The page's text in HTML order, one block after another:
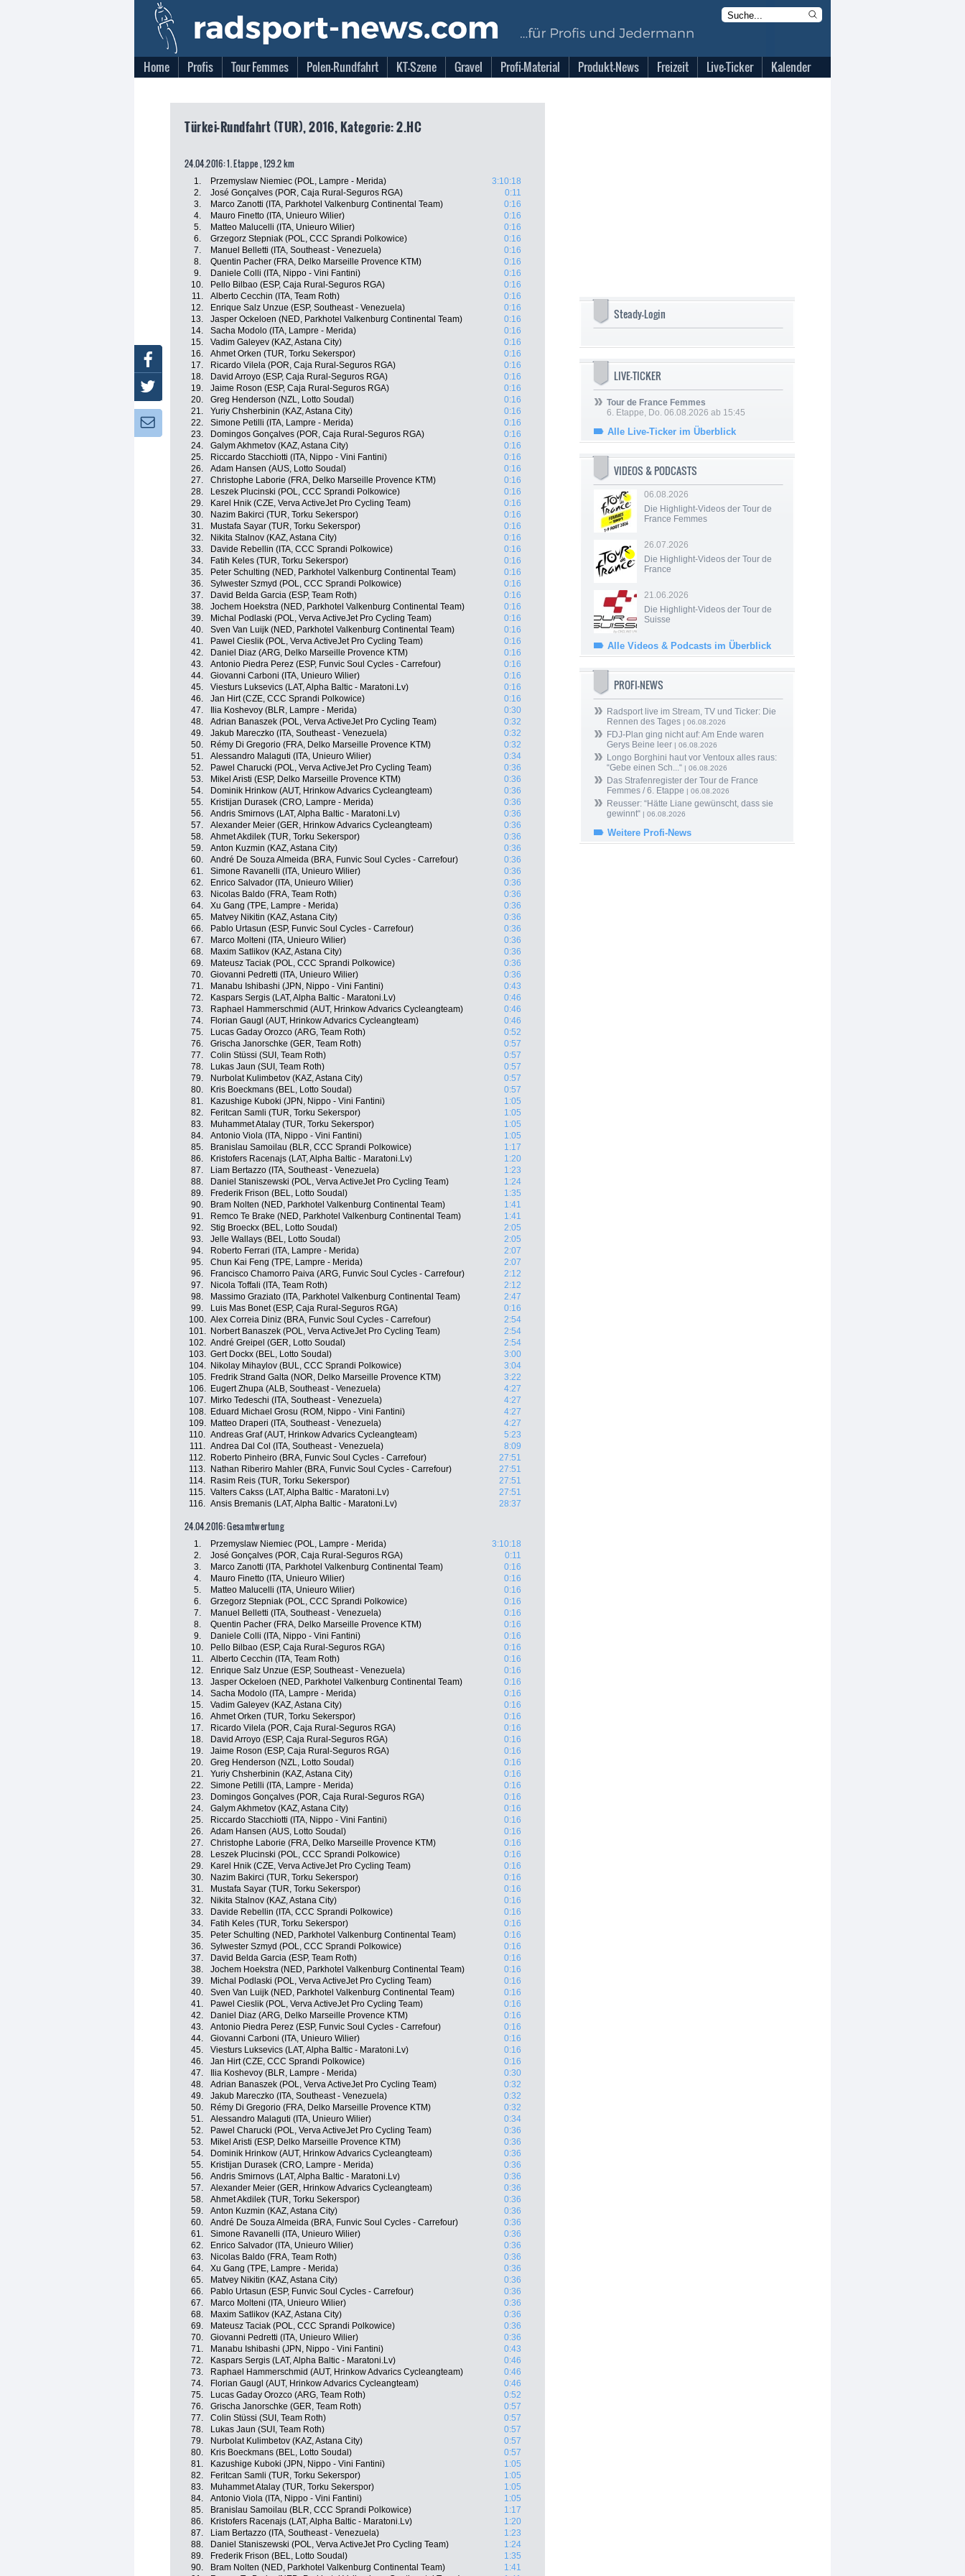
Home Profis Tour Femmes Polen-Rundfahrt KT-Szene Gravel Profi-Material Produkt-News Freizeit Live-Ticker Kalender
Türkei-Rundfahrt (TUR), 2016, Kategorie: 2.HC
24.04.2016: 1. Etappe , 129.2 km
1. Przemyslaw Niemiec (POL, Lampre - Merida)
3:10:18
2.
José Gonçalves (POR, Caja Rural-Seguros RGA)
0:11
3.
Marco Zanotti (ITA, Parkhotel Valkenburg Continental Team)
0:16
4.
Mauro Finetto (ITA, Unieuro Wilier)
0:16
5.
Matteo Malucelli (ITA, Unieuro Wilier)
0:16
6.
Grzegorz Stepniak (POL, CCC Sprandi Polkowice)
0:16
7.
Manuel Belletti (ITA, Southeast - Venezuela)
0:16
8.
Quentin Pacher (FRA, Delko Marseille Provence KTM)
0:16
9.
Daniele Colli (ITA, Nippo - Vini Fantini)
0:16
10.
Pello Bilbao (ESP, Caja Rural-Seguros RGA)
0:16
11.
Alberto Cecchin (ITA, Team Roth)
0:16
12.
Enrique Salz Unzue (ESP, Southeast - Venezuela)
0:16
13.
Jasper Ockeloen (NED, Parkhotel Valkenburg Continental Team)
0:16
14.
Sacha Modolo (ITA, Lampre - Merida)
0:16
15.
Vadim Galeyev (KAZ, Astana City)
0:16
16.
Ahmet Orken (TUR, Torku Sekerspor)
0:16
17.
Ricardo Vilela (POR, Caja Rural-Seguros RGA)
0:16
18.
David Arroyo (ESP, Caja Rural-Seguros RGA)
0:16
19.
Jaime Roson (ESP, Caja Rural-Seguros RGA)
0:16
20.
Greg Henderson (NZL, Lotto Soudal)
0:16
21.
Yuriy Chsherbinin (KAZ, Astana City)
0:16
22.
Simone Petilli (ITA, Lampre - Merida)
0:16
23.
Domingos Gonçalves (POR, Caja Rural-Seguros RGA)
0:16
24.
Galym Akhmetov (KAZ, Astana City)
0:16
25.
Riccardo Stacchiotti (ITA, Nippo - Vini Fantini)
0:16
26.
Adam Hansen (AUS, Lotto Soudal)
0:16
27.
Christophe Laborie (FRA, Delko Marseille Provence KTM)
0:16
28.
Leszek Plucinski (POL, CCC Sprandi Polkowice)
0:16
29.
Karel Hnik (CZE, Verva ActiveJet Pro Cycling Team)
0:16
30.
Nazim Bakirci (TUR, Torku Sekerspor)
0:16
31.
Mustafa Sayar (TUR, Torku Sekerspor)
0:16
32.
Nikita Stalnov (KAZ, Astana City)
0:16
33.
Davide Rebellin (ITA, CCC Sprandi Polkowice)
0:16
34.
Fatih Keles (TUR, Torku Sekerspor)
0:16
35.
Peter Schulting (NED, Parkhotel Valkenburg Continental Team)
0:16
36.
Sylwester Szmyd (POL, CCC Sprandi Polkowice)
0:16
37.
David Belda Garcia (ESP, Team Roth)
0:16
38.
Jochem Hoekstra (NED, Parkhotel Valkenburg Continental Team)
0:16
39.
Michal Podlaski (POL, Verva ActiveJet Pro Cycling Team)
0:16
40.
Sven Van Luijk (NED, Parkhotel Valkenburg Continental Team)
0:16
41.
Pawel Cieslik (POL, Verva ActiveJet Pro Cycling Team)
0:16
42.
Daniel Diaz (ARG, Delko Marseille Provence KTM)
0:16
43.
Antonio Piedra Perez (ESP, Funvic Soul Cycles - Carrefour)
0:16
44.
Giovanni Carboni (ITA, Unieuro Wilier)
0:16
45.
Viesturs Luksevics (LAT, Alpha Baltic - Maratoni.Lv)
0:16
46.
Jan Hirt (CZE, CCC Sprandi Polkowice)
0:16
47.
Ilia Koshevoy (BLR, Lampre - Merida)
0:30
48.
Adrian Banaszek (POL, Verva ActiveJet Pro Cycling Team)
0:32
49.
Jakub Mareczko (ITA, Southeast - Venezuela)
0:32
50.
Rémy Di Gregorio (FRA, Delko Marseille Provence KTM)
0:32
51.
Alessandro Malaguti (ITA, Unieuro Wilier)
0:34
52.
Pawel Charucki (POL, Verva ActiveJet Pro Cycling Team)
0:36
53.
Mikel Aristi (ESP, Delko Marseille Provence KTM)
0:36
54.
Dominik Hrinkow (AUT, Hrinkow Advarics Cycleangteam)
0:36
55.
Kristijan Durasek (CRO, Lampre - Merida)
0:36
56.
Andris Smirnovs (LAT, Alpha Baltic - Maratoni.Lv)
0:36
57.
Alexander Meier (GER, Hrinkow Advarics Cycleangteam)
0:36
58.
Ahmet Akdilek (TUR, Torku Sekerspor)
0:36
59.
Anton Kuzmin (KAZ, Astana City)
0:36
60.
André De Souza Almeida (BRA, Funvic Soul Cycles - Carrefour)
0:36
61.
Simone Ravanelli (ITA, Unieuro Wilier)
0:36
62.
Enrico Salvador (ITA, Unieuro Wilier)
0:36
63.
Nicolas Baldo (FRA, Team Roth)
0:36
64.
Xu Gang (TPE, Lampre - Merida)
0:36
65.
Matvey Nikitin (KAZ, Astana City)
0:36
66.
Pablo Urtasun (ESP, Funvic Soul Cycles - Carrefour)
0:36
67.
Marco Molteni (ITA, Unieuro Wilier)
0:36
68.
Maxim Satlikov (KAZ, Astana City)
0:36
69.
Mateusz Taciak (POL, CCC Sprandi Polkowice)
0:36
70.
Giovanni Pedretti (ITA, Unieuro Wilier)
0:36
71.
Manabu Ishibashi (JPN, Nippo - Vini Fantini)
0:43
72.
Kaspars Sergis (LAT, Alpha Baltic - Maratoni.Lv)
0:46
73.
Raphael Hammerschmid (AUT, Hrinkow Advarics Cycleangteam)
0:46
74.
Florian Gaugl (AUT, Hrinkow Advarics Cycleangteam)
0:46
75.
Lucas Gaday Orozco (ARG, Team Roth)
0:52
76.
Grischa Janorschke (GER, Team Roth)
0:57
77.
Colin Stüssi (SUI, Team Roth)
0:57
78.
Lukas Jaun (SUI, Team Roth)
0:57
79.
Nurbolat Kulimbetov (KAZ, Astana City)
0:57
80.
Kris Boeckmans (BEL, Lotto Soudal)
0:57
81.
Kazushige Kuboki (JPN, Nippo - Vini Fantini)
1:05
82.
Feritcan Samli (TUR, Torku Sekerspor)
1:05
83.
Muhammet Atalay (TUR, Torku Sekerspor)
1:05
84.
Antonio Viola (ITA, Nippo - Vini Fantini)
1:05
85.
Branislau Samoilau (BLR, CCC Sprandi Polkowice)
1:17
86.
Kristofers Racenajs (LAT, Alpha Baltic - Maratoni.Lv)
1:20
87.
Liam Bertazzo (ITA, Southeast - Venezuela)
1:23
88.
Daniel Staniszewski (POL, Verva ActiveJet Pro Cycling Team)
1:24
89.
Frederik Frison (BEL, Lotto Soudal)
1:35
90.
Bram Nolten (NED, Parkhotel Valkenburg Continental Team)
1:41
91.
Remco Te Brake (NED, Parkhotel Valkenburg Continental Team)
1:41
92.
Stig Broeckx (BEL, Lotto Soudal)
2:05
93.
Jelle Wallays (BEL, Lotto Soudal)
2:05
94.
Roberto Ferrari (ITA, Lampre - Merida)
2:07
95.
Chun Kai Feng (TPE, Lampre - Merida)
2:07
96.
Francisco Chamorro Paiva (ARG, Funvic Soul Cycles - Carrefour)
2:12
97.
Nicola Toffali (ITA, Team Roth)
2:12
98.
Massimo Graziato (ITA, Parkhotel Valkenburg Continental Team)
2:47
99.
Luis Mas Bonet (ESP, Caja Rural-Seguros RGA)
0:16
100. Alex Correia Diniz (BRA, Funvic Soul Cycles - Carrefour)
2:54
101.
Norbert Banaszek (POL, Verva ActiveJet Pro Cycling Team)
2:54
102. André Greipel (GER, Lotto Soudal)
2:54
103. Gert Dockx (BEL, Lotto Soudal)
3:00
104.
Nikolay Mihaylov (BUL, CCC Sprandi Polkowice)
3:04
105.
Fredrik Strand Galta (NOR, Delko Marseille Provence KTM)
3:22
106.
Eugert Zhupa (ALB, Southeast - Venezuela)
4:27
107.
Mirko Tedeschi (ITA, Southeast - Venezuela)
4:27
108.
Eduard Michael Grosu (ROM, Nippo - Vini Fantini)
4:27
109.
Matteo Draperi (ITA, Southeast - Venezuela)
4:27
110. Andreas Graf (AUT, Hrinkow Advarics Cycleangteam)
5:23
111. Andrea Dal Col (ITA, Southeast - Venezuela)
8:09
112.
Roberto Pinheiro (BRA, Funvic Soul Cycles - Carrefour)
27:51
113.
Nathan Riberiro Mahler (BRA, Funvic Soul Cycles - Carrefour)
27:51
114.
Rasim Reis (TUR, Torku Sekerspor)
27:51
115. Valters Cakss (LAT, Alpha Baltic - Maratoni.Lv)
27:51
116. Ansis Bremanis (LAT, Alpha Baltic - Maratoni.Lv) 28:37
24.04.2016: Gesamtwertung
1. Przemyslaw Niemiec (POL, Lampre - Merida)
3:10:18
2.
José Gonçalves (POR, Caja Rural-Seguros RGA)
0:11
3.
Marco Zanotti (ITA, Parkhotel Valkenburg Continental Team)
0:16
4.
Mauro Finetto (ITA, Unieuro Wilier)
0:16
5.
Matteo Malucelli (ITA, Unieuro Wilier)
0:16
6.
Grzegorz Stepniak (POL, CCC Sprandi Polkowice)
0:16
7.
Manuel Belletti (ITA, Southeast - Venezuela)
0:16
8.
Quentin Pacher (FRA, Delko Marseille Provence KTM)
0:16
9.
Daniele Colli (ITA, Nippo - Vini Fantini)
0:16
10.
Pello Bilbao (ESP, Caja Rural-Seguros RGA)
0:16
11.
Alberto Cecchin (ITA, Team Roth)
0:16
12.
Enrique Salz Unzue (ESP, Southeast - Venezuela)
0:16
13.
Jasper Ockeloen (NED, Parkhotel Valkenburg Continental Team)
0:16
14.
Sacha Modolo (ITA, Lampre - Merida)
0:16
15.
Vadim Galeyev (KAZ, Astana City)
0:16
16.
Ahmet Orken (TUR, Torku Sekerspor)
0:16
17.
Ricardo Vilela (POR, Caja Rural-Seguros RGA)
0:16
18.
David Arroyo (ESP, Caja Rural-Seguros RGA)
0:16
19.
Jaime Roson (ESP, Caja Rural-Seguros RGA)
0:16
20.
Greg Henderson (NZL, Lotto Soudal)
0:16
21.
Yuriy Chsherbinin (KAZ, Astana City)
0:16
22.
Simone Petilli (ITA, Lampre - Merida)
0:16
23.
Domingos Gonçalves (POR, Caja Rural-Seguros RGA)
0:16
24.
Galym Akhmetov (KAZ, Astana City)
0:16
25.
Riccardo Stacchiotti (ITA, Nippo - Vini Fantini)
0:16
26.
Adam Hansen (AUS, Lotto Soudal)
0:16
27.
Christophe Laborie (FRA, Delko Marseille Provence KTM)
0:16
28.
Leszek Plucinski (POL, CCC Sprandi Polkowice)
0:16
29.
Karel Hnik (CZE, Verva ActiveJet Pro Cycling Team)
0:16
30.
Nazim Bakirci (TUR, Torku Sekerspor)
0:16
31.
Mustafa Sayar (TUR, Torku Sekerspor)
0:16
32.
Nikita Stalnov (KAZ, Astana City)
0:16
33.
Davide Rebellin (ITA, CCC Sprandi Polkowice)
0:16
34.
Fatih Keles (TUR, Torku Sekerspor)
0:16
35.
Peter Schulting (NED, Parkhotel Valkenburg Continental Team)
0:16
36.
Sylwester Szmyd (POL, CCC Sprandi Polkowice)
0:16
37.
David Belda Garcia (ESP, Team Roth)
0:16
38.
Jochem Hoekstra (NED, Parkhotel Valkenburg Continental Team)
0:16
39.
Michal Podlaski (POL, Verva ActiveJet Pro Cycling Team)
0:16
40.
Sven Van Luijk (NED, Parkhotel Valkenburg Continental Team)
0:16
41.
Pawel Cieslik (POL, Verva ActiveJet Pro Cycling Team)
0:16
42.
Daniel Diaz (ARG, Delko Marseille Provence KTM)
0:16
43.
Antonio Piedra Perez (ESP, Funvic Soul Cycles - Carrefour)
0:16
44.
Giovanni Carboni (ITA, Unieuro Wilier)
0:16
45.
Viesturs Luksevics (LAT, Alpha Baltic - Maratoni.Lv)
0:16
46.
Jan Hirt (CZE, CCC Sprandi Polkowice)
0:16
47.
Ilia Koshevoy (BLR, Lampre - Merida)
0:30
48.
Adrian Banaszek (POL, Verva ActiveJet Pro Cycling Team)
0:32
49.
Jakub Mareczko (ITA, Southeast - Venezuela)
0:32
50.
Rémy Di Gregorio (FRA, Delko Marseille Provence KTM)
0:32
51.
Alessandro Malaguti (ITA, Unieuro Wilier)
0:34
52.
Pawel Charucki (POL, Verva ActiveJet Pro Cycling Team)
0:36
53.
Mikel Aristi (ESP, Delko Marseille Provence KTM)
0:36
54.
Dominik Hrinkow (AUT, Hrinkow Advarics Cycleangteam)
0:36
55.
Kristijan Durasek (CRO, Lampre - Merida)
0:36
56.
Andris Smirnovs (LAT, Alpha Baltic - Maratoni.Lv)
0:36
57.
Alexander Meier (GER, Hrinkow Advarics Cycleangteam)
0:36
58.
Ahmet Akdilek (TUR, Torku Sekerspor)
0:36
59.
Anton Kuzmin (KAZ, Astana City)
0:36
60.
André De Souza Almeida (BRA, Funvic Soul Cycles - Carrefour)
0:36
61.
Simone Ravanelli (ITA, Unieuro Wilier)
0:36
62.
Enrico Salvador (ITA, Unieuro Wilier)
0:36
63.
Nicolas Baldo (FRA, Team Roth)
0:36
64.
Xu Gang (TPE, Lampre - Merida)
0:36
65.
Matvey Nikitin (KAZ, Astana City)
0:36
66.
Pablo Urtasun (ESP, Funvic Soul Cycles - Carrefour)
0:36
67.
Marco Molteni (ITA, Unieuro Wilier)
0:36
68.
Maxim Satlikov (KAZ, Astana City)
0:36
69.
Mateusz Taciak (POL, CCC Sprandi Polkowice)
0:36
70.
Giovanni Pedretti (ITA, Unieuro Wilier)
0:36
71.
Manabu Ishibashi (JPN, Nippo - Vini Fantini)
0:43
72.
Kaspars Sergis (LAT, Alpha Baltic - Maratoni.Lv)
0:46
73.
Raphael Hammerschmid (AUT, Hrinkow Advarics Cycleangteam)
0:46
74.
Florian Gaugl (AUT, Hrinkow Advarics Cycleangteam)
0:46
75.
Lucas Gaday Orozco (ARG, Team Roth)
0:52
76.
Grischa Janorschke (GER, Team Roth)
0:57
77.
Colin Stüssi (SUI, Team Roth)
0:57
78.
Lukas Jaun (SUI, Team Roth)
0:57
79.
Nurbolat Kulimbetov (KAZ, Astana City)
0:57
80.
Kris Boeckmans (BEL, Lotto Soudal)
0:57
81.
Kazushige Kuboki (JPN, Nippo - Vini Fantini)
1:05
82.
Feritcan Samli (TUR, Torku Sekerspor)
1:05
83.
Muhammet Atalay (TUR, Torku Sekerspor)
1:05
84.
Antonio Viola (ITA, Nippo - Vini Fantini)
1:05
85.
Branislau Samoilau (BLR, CCC Sprandi Polkowice)
1:17
86.
Kristofers Racenajs (LAT, Alpha Baltic - Maratoni.Lv)
1:20
87.
Liam Bertazzo (ITA, Southeast - Venezuela)
1:23
88.
Daniel Staniszewski (POL, Verva ActiveJet Pro Cycling Team)
1:24
89.
Frederik Frison (BEL, Lotto Soudal)
1:35
90.
Bram Nolten (NED, Parkhotel Valkenburg Continental Team)
1:41
Steady-Login
LIVE-TICKER
Tour de France Femmes
6. Etappe, Do. 06.08.2026 ab 15:45
Alle Live-Ticker im Überblick
VIDEOS & PODCASTS
06.08.2026
Die Highlight-Videos der Tour de
France Femmes
26.07.2026
Die Highlight-Videos der Tour de
France
21.06.2026
Die Highlight-Videos der Tour de
Suisse
Alle Videos & Podcasts im Überblick
PROFI-NEWS
Radsport live im Stream, TV und Ticker: Die
Rennen des Tages | 06.08.2026
FDJ-Plan ging nicht auf: Am Ende waren
Gerys Beine leer | 06.08.2026
Longo Borghini haut vor Ventoux alles raus:
“Gebe einen Sch...“ | 06.08.2026
Das Strafenregister der Tour de France
Femmes / 6. Etappe | 06.08.2026
Reusser: “Hätte Liane gewünscht, dass sie
gewinnt“ | 06.08.2026
Weitere Profi-News
Facebook
Twitter
Newsletter: